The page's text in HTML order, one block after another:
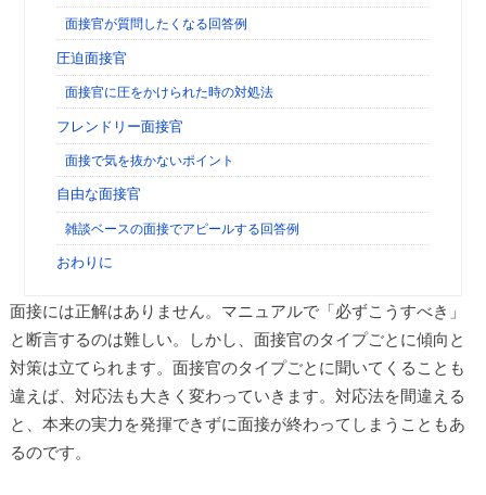
面接官が質問したくなる回答例
圧迫面接官
面接官に圧をかけられた時の対処法
フレンドリー面接官
面接で気を抜かないポイント
自由な面接官
雑談ベースの面接でアピールする回答例
おわりに
面接には正解はありません。マニュアルで「必ずこうすべき」
と断言するのは難しい。しかし、面接官のタイプごとに傾向と
対策は立てられます。面接官のタイプごとに聞いてくることも
違えば、対応法も大きく変わっていきます。対応法を間違える
と、本来の実力を発揮できずに面接が終わってしまうこともあ
るのです。